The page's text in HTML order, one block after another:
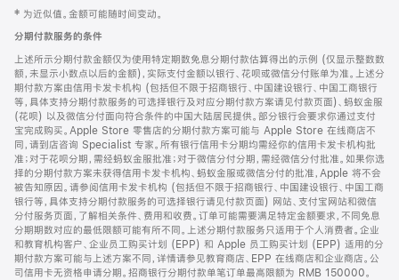
页
页
脚
注
‡ 为近似值。金额可能随时间变动。
分期付款服务的条件
上述所示分期付款金额仅为使用特定期数免息分期付款估算得出的示例 (仅显示整数数
额，未显示小数点以后的金额)，实际支付金额以银行、花呗或微信分付账单为准。上述分
期付款方案由信用卡发卡机构 (包括但不限于招商银行、中国建设银行、中国工商银行
等，具体支持分期付款服务的可选择银行及对应分期付款方案请见付款页面)、蚂蚁金服
(花呗) 以及微信分付面向符合条件的中国大陆居民提供。部分银行会要求你通过支付
宝完成购买。Apple Store 零售店的分期付款方案可能与 Apple Store 在线商店不
同，请到店咨询 Specialist 专家。所有银行信用卡分期均需经你的信用卡发卡机构批
准；对于花呗分期，需经蚂蚁金服批准；对于微信分付分期，需经微信分付批准。如果你选
择的分期付款方案未获得信用卡发卡机构、蚂蚁金服或微信分付的批准，Apple 将不会
被告知原因。请参阅信用卡发卡机构 (包括但不限于招商银行、中国建设银行、中国工商
银行等，具体支持分期付款服务的可选择银行请见付款页面) 网站、支付宝网站和微信
分付服务页面，了解相关条件、费用和收费。订单可能需要满足特定金额要求，不同免息
分期期数对应的最低限额可能有所不同。上述分期付款服务只适用于个人消费者。企业
和教育机构客户、企业员工购买计划 (EPP) 和 Apple 员工购买计划 (EPP) 适用的分
期付款方案可能与上述方案不同，详情请参见教育商店、EPP 在线商店和企业商店。公
司信用卡无资格申请分期。招商银行分期付款单笔订单最高限额为 RMB 150000。